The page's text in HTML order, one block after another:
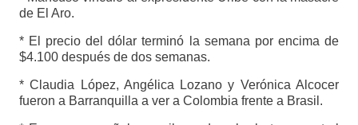
de El Aro.
* El precio del dólar terminó la semana por encima de
$4.100 después de dos semanas.
* Claudia López, Angélica Lozano y Verónica Alcocer
fueron a Barranquilla a ver a Colombia frente a Brasil.